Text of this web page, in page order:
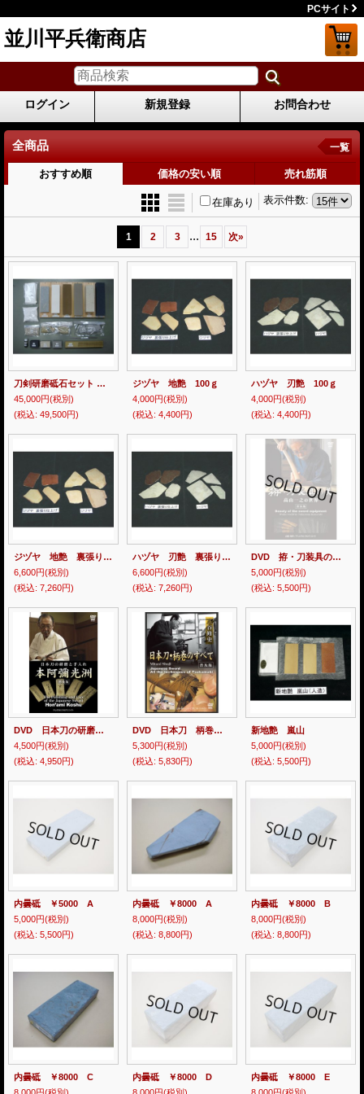
PCサイト
並川平兵衛商店
ログイン 新規登録 お問合わせ
全商品 一覧
おすすめ順 価格の安い順 売れ筋順
表示件数:
在庫あり
1 2 3 ... 15 次»
刀剣研磨砥石セット － 8月下旬－
45,000円(税別)
(税込: 49,500円)
ジヅヤ 地艶 100ｇ
4,000円(税別)
(税込: 4,400円)
ハヅヤ 刃艶 100ｇ
4,000円(税別)
(税込: 4,400円)
ジヅヤ 地艶 裏張り 仕上げ 100ｇ
6,600円(税別)
(税込: 7,260円)
ハヅヤ 刃艶 裏張り 仕上げ 100ｇ
6,600円(税別)
(税込: 7,260円)
DVD 拵・刀装具の美 高山一之の世界
5,000円(税別)
(税込: 5,500円)
DVD 日本刀の研磨と手入れ
4,500円(税別)
(税込: 4,950円)
DVD 日本刀 柄巻のすべて
5,300円(税別)
(税込: 5,830円)
新地艶 嵐山
5,000円(税別)
(税込: 5,500円)
内曇砥 ￥5000 A
5,000円(税別)
(税込: 5,500円)
内曇砥 ￥8000 A
8,000円(税別)
(税込: 8,800円)
内曇砥 ￥8000 B
8,000円(税別)
(税込: 8,800円)
内曇砥 ￥8000 C
内曇砥 ￥8000 D
内曇砥 ￥8000 E